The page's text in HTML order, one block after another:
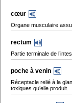
cœur
Organe musculaire
rectum
Partie terminale de
poche à venin
Réceptacle relié à la
toxiques qu’elle produit.